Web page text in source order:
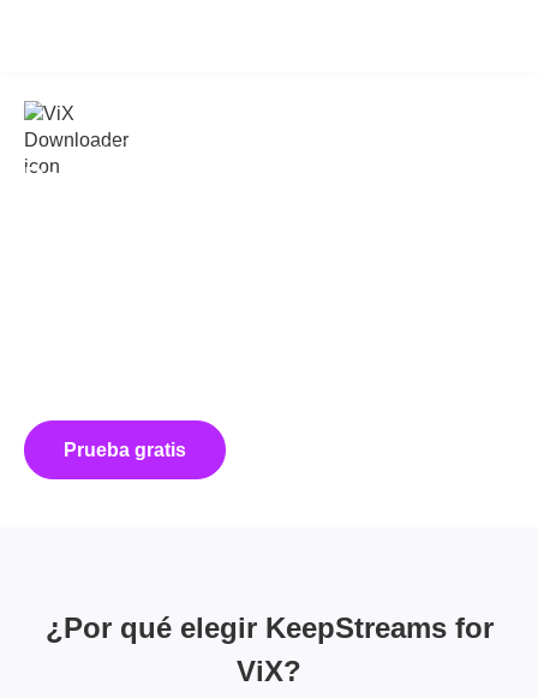
v2.0.3.3
Descarga películas y series de ViX
Prueba gratis
¿Por qué elegir KeepStreams for
ViX?